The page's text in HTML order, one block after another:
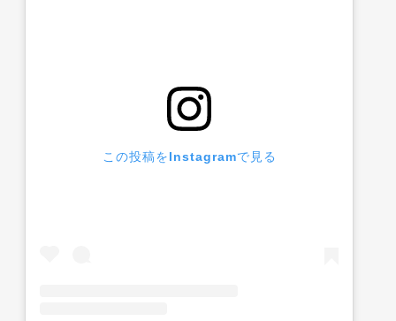
この投稿をInstagramで見る